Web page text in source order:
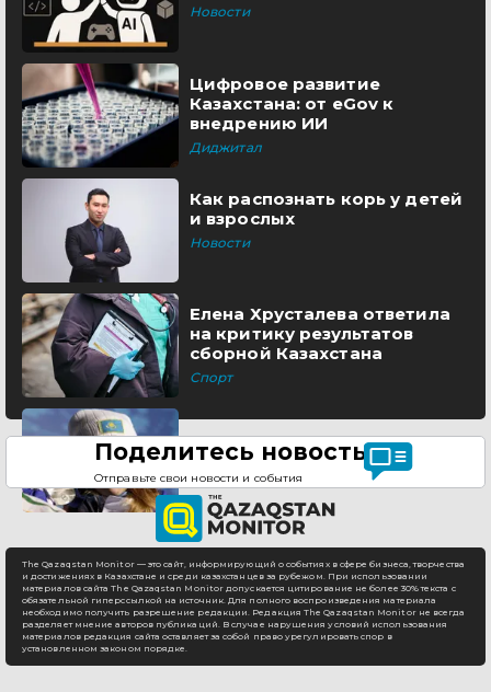
Новости
Цифровое развитие
Казахстана: от eGov к
внедрению ИИ
Диджитал
Как распознать корь у детей
и взрослых
Новости
Елена Хрусталева ответила
на критику результатов
сборной Казахстана
Спорт
Поделитесь новостью
Отправьте свои новости и события
The Qazaqstan Monitor — это сайт, информирующий о событиях в сфере бизнеса, творчества
и достижениях в Казахстане и среди казахстанцев за рубежом. При использовании
материалов сайта The Qazaqstan Monitor допускается цитирование не более 30% текста с
обязательной гиперссылкой на источник. Для полного воспроизведения материала
необходимо получить разрешение редакции. Редакция The Qazaqstan Monitor не всегда
разделяет мнение авторов публикаций. В случае нарушения условий использования
материалов редакция сайта оставляет за собой право урегулировать спор в
установленном законом порядке.